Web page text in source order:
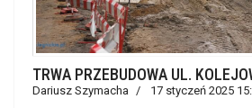
TRWA PRZEBUDOWA UL.
Dariusz Szymacha 17 styczeń 2025